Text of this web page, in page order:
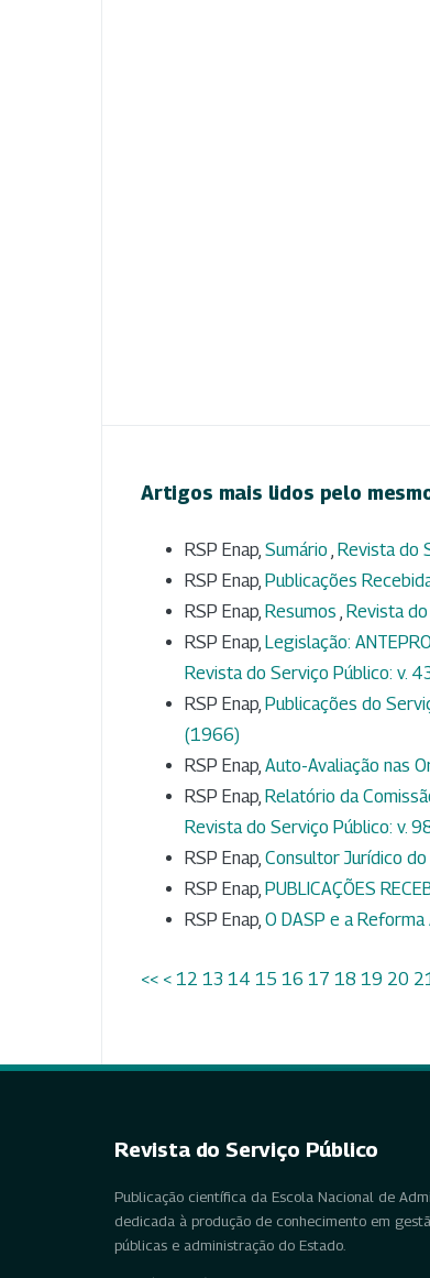
Artigos mais lidos pelo
RSP Enap, Sumário , Revista do
RSP Enap, Publicações
RSP Enap, Resumos , Revista
RSP Enap, Legislação:
Revista do Serviço Público: v.
RSP Enap, Publicações do
(1966)
RSP Enap, Auto-Avaliação nas
RSP Enap, Relatório da
Revista do Serviço Público: v.
RSP Enap, Consultor Jurídico do
RSP Enap, PUBLICAÇÕES
RSP Enap, O DASP e a
<< < 12 13 14 15 16 17 18 19 20
Revista do Serviço Público
Publicação científica da Escola Nacional de
dedicada à produção de conhecimento em
públicas e administração do Estado.